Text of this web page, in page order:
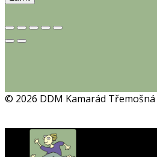
© 2026 DDM Kamarád Třemošná